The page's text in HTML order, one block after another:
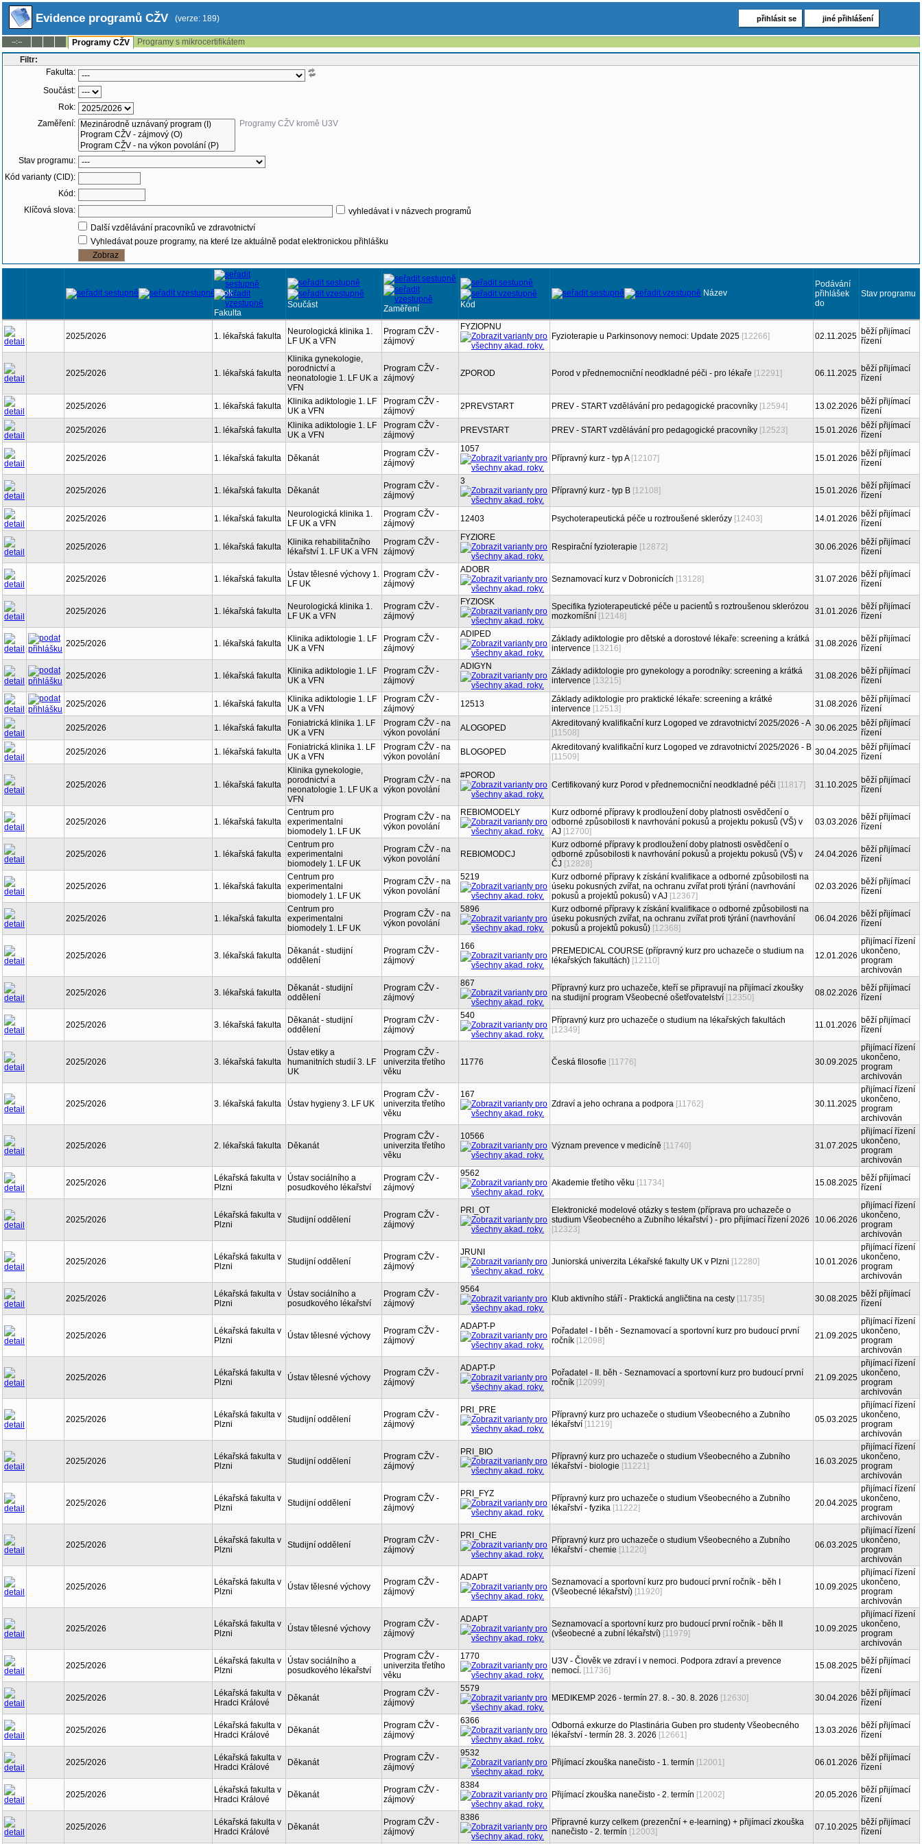
Evidence programů CŽV (verze: 189) přihlásit se jiné přihlášení
--:-- Programy CŽV
Programy s mikrocertifikátem
Filtr:
Fakulta:
Součást:
Rok:
Zaměření:
Programy CŽV kromě U3V
Stav programu:
Kód varianty (CID):
Kód:
Klíčová slova:
vyhledávat i v názvech programů
Další vzdělávání pracovníků ve zdravotnictví
Vyhledávat pouze programy, na které lze aktuálně podat elektronickou přihlášku
Rok
Fakulta
Součást Zaměření Kód
Název
Podávání
přihlášek
do
Stav programu
2025/2026 1. lékařská fakulta
Neurologická klinika 1.
LF UK a VFN
Program CŽV -
zájmový
FYZIOPNU
Fyzioterapie u Parkinsonovy nemoci: Update 2025 [12266] 02.11.2025 běží přijímací
řízení
2025/2026 1. lékařská fakulta
Klinika gynekologie,
porodnictví a
neonatologie 1. LF UK a
VFN
Program CŽV -
zájmový
ZPOROD Porod v přednemocniční neodkladné péči - pro lékaře [12291] 06.11.2025 běží přijímací
řízení
2025/2026 1. lékařská fakulta
Klinika adiktologie 1. LF
UK a VFN
Program CŽV -
zájmový
2PREVSTART PREV - START vzdělávání pro pedagogické pracovníky [12594] 13.02.2026 běží přijímací
řízení
2025/2026
1. lékařská fakulta
Klinika adiktologie 1. LF
UK a VFN
Program CŽV -
zájmový
PREVSTART PREV - START vzdělávání pro pedagogické pracovníky [12523] 15.01.2026 běží přijímací
řízení
2025/2026 1. lékařská fakulta Děkanát
Program CŽV -
zájmový
1057
Přípravný kurz - typ A [12107] 15.01.2026 běží přijímací
řízení
2025/2026 1. lékařská fakulta Děkanát
Program CŽV -
zájmový
3
Přípravný kurz - typ B [12108] 15.01.2026 běží přijímací
řízení
2025/2026 1. lékařská fakulta
Neurologická klinika 1.
LF UK a VFN
Program CŽV -
zájmový
12403 Psychoterapeutická péče u roztroušené sklerózy [12403] 14.01.2026 běží přijímací
řízení
2025/2026 1. lékařská fakulta
Klinika rehabilitačního
lékařství 1. LF UK a VFN
Program CŽV -
zájmový
FYZIORE
Respirační fyzioterapie [12872] 30.06.2026 běží přijímací
řízení
2025/2026 1. lékařská fakulta
Ústav tělesné výchovy 1.
LF UK
Program CŽV -
zájmový
ADOBR
Seznamovací kurz v Dobronicích [13128] 31.07.2026 běží přijímací
řízení
2025/2026 1. lékařská fakulta
Neurologická klinika 1.
LF UK a VFN
Program CŽV -
zájmový
FYZIOSK
Specifika fyzioterapeutické péče u pacientů s roztroušenou sklerózou
mozkomíšní [12148] 31.01.2026 běží přijímací
řízení
2025/2026 1. lékařská fakulta
Klinika adiktologie 1. LF
UK a VFN
Program CŽV -
zájmový
ADIPED
Základy adiktologie pro dětské a dorostové lékaře: screening a krátká
intervence [13216] 31.08.2026 běží přijímací
řízení
2025/2026 1. lékařská fakulta
Klinika adiktologie 1. LF
UK a VFN
Program CŽV -
zájmový
ADIGYN
Základy adiktologie pro gynekology a porodníky: screening a krátká
intervence [13215] 31.08.2026 běží přijímací
řízení
2025/2026 1. lékařská fakulta
Klinika adiktologie 1. LF
UK a VFN
Program CŽV -
zájmový
12513
Základy adiktologie pro praktické lékaře: screening a krátké
intervence [12513] 31.08.2026 běží přijímací
řízení
2025/2026
1. lékařská fakulta
Foniatrická klinika 1. LF
UK a VFN
Program CŽV - na
výkon povolání
ALOGOPED
Akreditovaný kvalifikační kurz Logoped ve zdravotnictví 2025/2026 - A
[11508]
30.06.2025 běží přijímací
řízení
2025/2026
1. lékařská fakulta
Foniatrická klinika 1. LF
UK a VFN
Program CŽV - na
výkon povolání
BLOGOPED
Akreditovaný kvalifikační kurz Logoped ve zdravotnictví 2025/2026 - B
[11509]
30.04.2025 běží přijímací
řízení
2025/2026 1. lékařská fakulta
Klinika gynekologie,
porodnictví a
neonatologie 1. LF UK a
VFN
Program CŽV - na
výkon povolání
#POROD
Certifikovaný kurz Porod v přednemocniční neodkladné péči [11817] 31.10.2025 běží přijímací
řízení
2025/2026 1. lékařská fakulta
Centrum pro
experimentalni
biomodely 1. LF UK
Program CŽV - na
výkon povolání
REBIOMODELY
Kurz odborné přípravy k prodloužení doby platnosti osvědčení o
odborné způsobilosti k navrhování pokusů a projektu pokusů (VŠ) v
AJ [12700]
03.03.2026 běží přijímací
řízení
2025/2026 1. lékařská fakulta
Centrum pro
experimentalni
biomodely 1. LF UK
Program CŽV - na
výkon povolání
REBIOMODCJ
Kurz odborné přípravy k prodloužení doby platnosti osvědčení o
odborné způsobilosti k navrhování pokusů a projektu pokusů (VŠ) v
ČJ [12828]
24.04.2026 běží přijímací
řízení
2025/2026 1. lékařská fakulta
Centrum pro
experimentalni
biomodely 1. LF UK
Program CŽV - na
výkon povolání
5219
Kurz odborné přípravy k získání kvalifikace a odborné způsobilosti na
úseku pokusných zvířat, na ochranu zvířat proti týrání (navrhování
pokusů a projektů pokusů) v AJ [12367]
02.03.2026 běží přijímací
řízení
2025/2026 1. lékařská fakulta
Centrum pro
experimentalni
biomodely 1. LF UK
Program CŽV - na
výkon povolání
5896
Kurz odborné přípravy k získání kvalifikace o odborné způsobilosti na
úseku pokusných zvířat, na ochranu zvířat proti týrání (navrhování
pokusů a projektů pokusů) [12368]
06.04.2026 běží přijímací
řízení
2025/2026 3. lékařská fakulta
Děkanát - studijní
oddělení
Program CŽV -
zájmový
166
PREMEDICAL COURSE (přípravný kurz pro uchazeče o studium na
lékařských fakultách) [12110] 12.01.2026
přijímací řízení
ukončeno,
program
archivován
2025/2026 3. lékařská fakulta
Děkanát - studijní
oddělení
Program CŽV -
zájmový
867
Přípravný kurz pro uchazeče, kteří se připravují na přijímací zkoušky
na studijní program Všeobecné ošetřovatelství [12350] 08.02.2026 běží přijímací
řízení
2025/2026 3. lékařská fakulta
Děkanát - studijní
oddělení
Program CŽV -
zájmový
540
Přípravný kurz pro uchazeče o studium na lékařských fakultách
[12349]
11.01.2026 běží přijímací
řízení
2025/2026 3. lékařská fakulta
Ústav etiky a
humanitních studií 3. LF
UK
Program CŽV -
univerzita třetího
věku
11776 Česká filosofie [11776] 30.09.2025
přijímací řízení
ukončeno,
program
archivován
2025/2026 3. lékařská fakulta Ústav hygieny 3. LF UK
Program CŽV -
univerzita třetího
věku
167
Zdraví a jeho ochrana a podpora [11762] 30.11.2025
přijímací řízení
ukončeno,
program
archivován
2025/2026 2. lékařská fakulta Děkanát
Program CŽV -
univerzita třetího
věku
10566
Význam prevence v medicíně [11740] 31.07.2025
přijímací řízení
ukončeno,
program
archivován
2025/2026
Lékařská fakulta v
Plzni
Ústav sociálního a
posudkového lékařství
Program CŽV -
zájmový
9562
Akademie třetího věku [11734] 15.08.2025 běží přijímací
řízení
2025/2026
Lékařská fakulta v
Plzni
Studijní oddělení
Program CŽV -
zájmový
PRI_OT
Elektronické modelové otázky s testem (příprava pro uchazeče o
studium Všeobecného a Zubního lékařství ) - pro přijímací řízení 2026
[12323]
10.06.2026
přijímací řízení
ukončeno,
program
archivován
2025/2026
Lékařská fakulta v
Plzni
Studijní oddělení
Program CŽV -
zájmový
JRUNI
Juniorská univerzita Lékařské fakulty UK v Plzni [12280] 10.01.2026
přijímací řízení
ukončeno,
program
archivován
2025/2026
Lékařská fakulta v
Plzni
Ústav sociálního a
posudkového lékařství
Program CŽV -
zájmový
9564
Klub aktivního stáří - Praktická angličtina na cesty [11735] 30.08.2025 běží přijímací
řízení
2025/2026
Lékařská fakulta v
Plzni
Ústav tělesné výchovy
Program CŽV -
zájmový
ADAPT-P
Pořadatel - I běh - Seznamovací a sportovní kurz pro budoucí první
ročník [12098] 21.09.2025
přijímací řízení
ukončeno,
program
archivován
2025/2026
Lékařská fakulta v
Plzni
Ústav tělesné výchovy
Program CŽV -
zájmový
ADAPT-P
Pořadatel - II. běh - Seznamovací a sportovní kurz pro budoucí první
ročník [12099] 21.09.2025
přijímací řízení
ukončeno,
program
archivován
2025/2026
Lékařská fakulta v
Plzni
Studijní oddělení
Program CŽV -
zájmový
PRI_PRE
Přípravný kurz pro uchazeče o studium Všeobecného a Zubního
lékařství [11219] 05.03.2025
přijímací řízení
ukončeno,
program
archivován
2025/2026
Lékařská fakulta v
Plzni
Studijní oddělení
Program CŽV -
zájmový
PRI_BIO
Přípravný kurz pro uchazeče o studium Všeobecného a Zubního
lékařství - biologie [11221] 16.03.2025
přijímací řízení
ukončeno,
program
archivován
2025/2026
Lékařská fakulta v
Plzni
Studijní oddělení
Program CŽV -
zájmový
PRI_FYZ
Přípravný kurz pro uchazeče o studium Všeobecného a Zubního
lékařství - fyzika [11222] 20.04.2025
přijímací řízení
ukončeno,
program
archivován
2025/2026
Lékařská fakulta v
Plzni
Studijní oddělení
Program CŽV -
zájmový
PRI_CHE
Přípravný kurz pro uchazeče o studium Všeobecného a Zubního
lékařství - chemie [11220] 06.03.2025
přijímací řízení
ukončeno,
program
archivován
2025/2026
Lékařská fakulta v
Plzni
Ústav tělesné výchovy
Program CŽV -
zájmový
ADAPT
Seznamovací a sportovní kurz pro budoucí první ročník - běh I
(Všeobecné lékařství) [11920] 10.09.2025
přijímací řízení
ukončeno,
program
archivován
2025/2026
Lékařská fakulta v
Plzni
Ústav tělesné výchovy
Program CŽV -
zájmový
ADAPT
Seznamovací a sportovní kurz pro budoucí první ročník - běh II
(všeobecné a zubní lékařství) [11979] 10.09.2025
přijímací řízení
ukončeno,
program
archivován
2025/2026
Lékařská fakulta v
Plzni
Ústav sociálního a
posudkového lékařství
Program CŽV -
univerzita třetího
věku
1770
U3V - Člověk ve zdraví i v nemoci. Podpora zdraví a prevence
nemocí. [11736] 15.08.2025 běží přijímací
řízení
2025/2026
Lékařská fakulta v
Hradci Králové
Děkanát
Program CŽV -
zájmový
5579
MEDIKEMP 2026 - termín 27. 8. - 30. 8. 2026 [12630] 30.04.2026 běží přijímací
řízení
2025/2026
Lékařská fakulta v
Hradci Králové
Děkanát
Program CŽV -
zájmový
6366
Odborná exkurze do Plastinária Guben pro studenty Všeobecného
lékařství - termín 28. 3. 2026 [12661] 13.03.2026 běží přijímací
řízení
2025/2026
Lékařská fakulta v
Hradci Králové
Děkanát
Program CŽV -
zájmový
9532
Přijímací zkouška nanečisto - 1. termín [12001] 06.01.2026 běží přijímací
řízení
2025/2026
Lékařská fakulta v
Hradci Králové
Děkanát
Program CŽV -
zájmový
8384
Přijímací zkouška nanečisto - 2. termín [12002] 20.05.2026 běží přijímací
řízení
2025/2026
Lékařská fakulta v
Hradci Králové
Děkanát
Program CŽV -
zájmový
8386
Přípravné kurzy celkem (prezenční + e-learning) + přijímací zkouška
nanečisto - 2. termín [12003] 07.10.2025 běží přijímací
řízení